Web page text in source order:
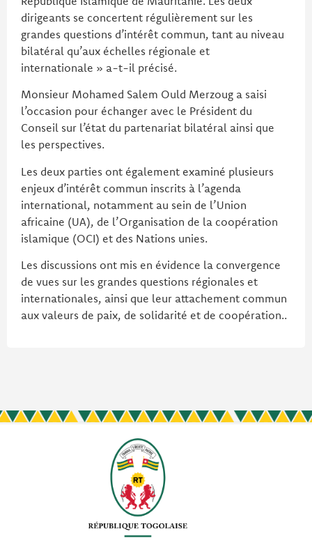
dirigeants se concertent régulièrement sur les
grandes questions d’intérêt commun, tant au niveau
bilatéral qu’aux échelles régionale et
internationale » a-t-il précisé.
Monsieur Mohamed Salem Ould Merzoug a saisi
l’occasion pour échanger avec le Président du
Conseil sur l’état du partenariat bilatéral ainsi que
les perspectives.
Les deux parties ont également examiné plusieurs
enjeux d’intérêt commun inscrits à l’agenda
international, notamment au sein de l’Union
africaine (UA), de l’Organisation de la coopération
islamique (OCI) et des Nations unies.
Les discussions ont mis en évidence la convergence
de vues sur les grandes questions régionales et
internationales, ainsi que leur attachement commun
aux valeurs de paix, de solidarité et de coopération..